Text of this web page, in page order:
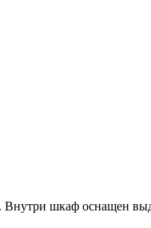
Внутри шкаф оснащен